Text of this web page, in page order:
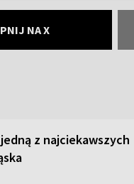
NA X
z najciekawszych